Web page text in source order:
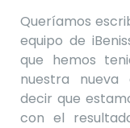
Queríamos
equipo de
que hemos
nuestra nueva
decir que
con el